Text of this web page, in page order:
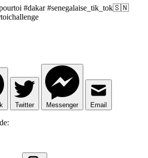
#dakar #senegalaise_tik_tok🇸🇳
Twitter Messenger Email